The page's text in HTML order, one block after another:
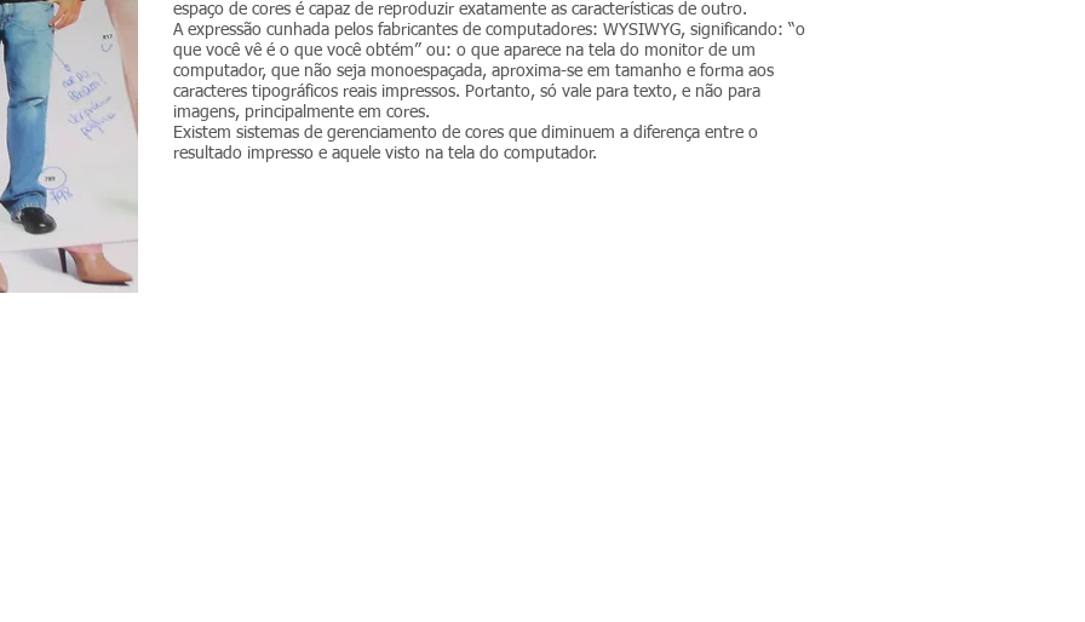
espaço de cores é capaz de reproduzir exatamente as características de outro.
A expressão cunhada pelos fabricantes de computadores: WYSIWYG, significando: “o
que você vê é o que você obtém” ou: o que aparece na tela do monitor de um
computador, que não seja monoespaçada, aproxima-se em tamanho e forma aos
caracteres tipográficos reais impressos. Portanto, só vale para texto, e não para
imagens, principalmente em cores.
Existem sistemas de gerenciamento de cores que diminuem a diferença entre o
resultado impresso e aquele visto na tela do computador.